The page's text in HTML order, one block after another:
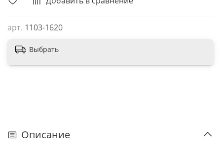
арт. 1103-1620
Выбрать
Описание